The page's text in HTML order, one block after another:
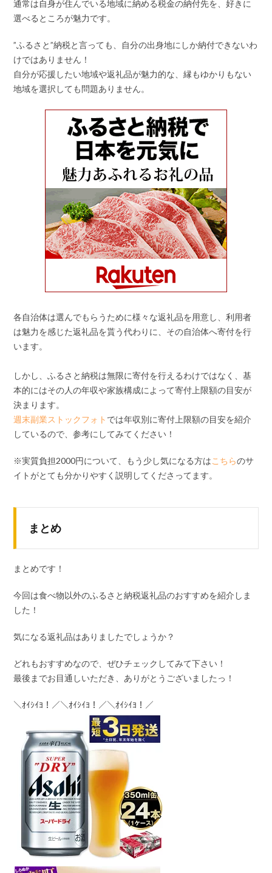
通常は自身が住んでいる地域に納める税金の納付先を、好きに
選べるところが魅力です。
”ふるさと”納税と言っても、自分の出身地にしか納付できないわ
けではありません！
自分が応援したい地域や返礼品が魅力的な、縁もゆかりもない
地域を選択しても問題ありません。
各自治体は選んでもらうために様々な返礼品を用意し、利用者
は魅力を感じた返礼品を貰う代わりに、その自治体へ寄付を行
います。
しかし、ふるさと納税は無限に寄付を行えるわけではなく、基
本的にはその人の年収や家族構成によって寄付上限額の目安が
決まります。
週末副業ストックフォト では年収別に寄付上限額の目安を紹介
しているので、参考にしてみてください！
※実質負担2000円について、もう少し気になる方はこちらのサ
イトがとても分かりやすく説明してくださってます。
まとめ
まとめです！
今回は食べ物以外のふるさと納税返礼品のおすすめを紹介しま
した！
気になる返礼品はありましたでしょうか？
どれもおすすめなので、ぜひチェックしてみて下さい！
最後までお目通しいただき、ありがとうございましたっ！
＼ｵｲｼｲﾖ！／＼ｵｲｼｲﾖ！／＼ｵｲｼｲﾖ！／